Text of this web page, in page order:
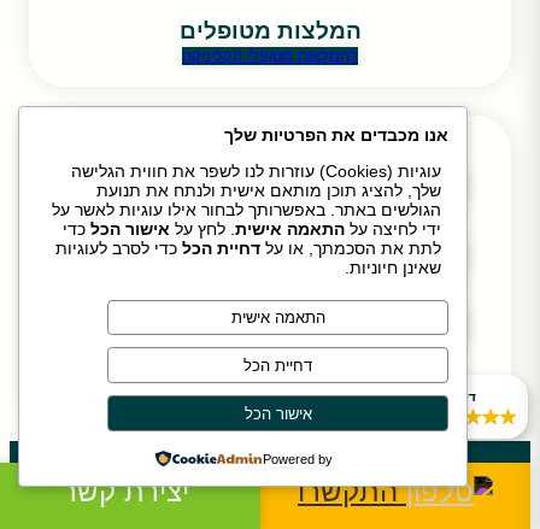
המלצות מטופלים
להמלצות מטופלי הקליניקה
התקשרו יצירת קשר
דירוג Google
אנו מכבדים את הפרטיות שלך
עוגיות (Cookies) עוזרות לנו לשפר את חווית הגלישה
שלך, להציג תוכן מותאם אישית ולנתח את תנועת
הגולשים באתר. באפשרותך לבחור אילו עוגיות לאשר על
ידי לחיצה על התאמה אישית. לחץ על אישור הכלכדי
לתת את הסכמתך, או על דחיית הכלכדי לסרב לעוגיות
שאינן חיוניות.
התאמה אישית
דחיית הכל
אישור הכל
Powered by